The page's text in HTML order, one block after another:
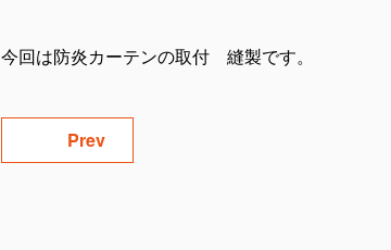
今回は防炎カーテンの取付 縫製です。
Prev